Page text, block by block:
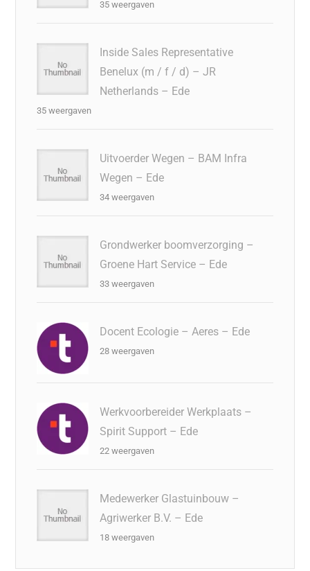
35 weergaven
Inside Sales Representative
Benelux (m / f / d) – JR
Netherlands – Ede
35 weergaven
Uitvoerder Wegen – BAM Infra
Wegen – Ede
34 weergaven
Grondwerker boomverzorging –
Groene Hart Service – Ede
33 weergaven
Docent Ecologie – Aeres – Ede
28 weergaven
Werkvoorbereider Werkplaats –
Spirit Support – Ede
22 weergaven
Medewerker Glastuinbouw –
Agriwerker B.V. – Ede
18 weergaven